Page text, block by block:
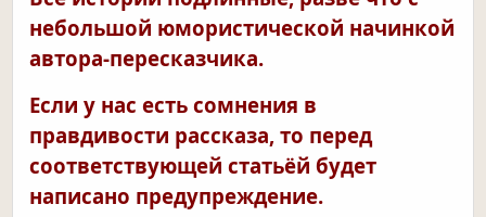
небольшой юмористической начинкой
автора-пересказчика.
Если у нас есть сомнения в
правдивости рассказа, то перед
соответствующей статьёй будет
написано предупреждение.